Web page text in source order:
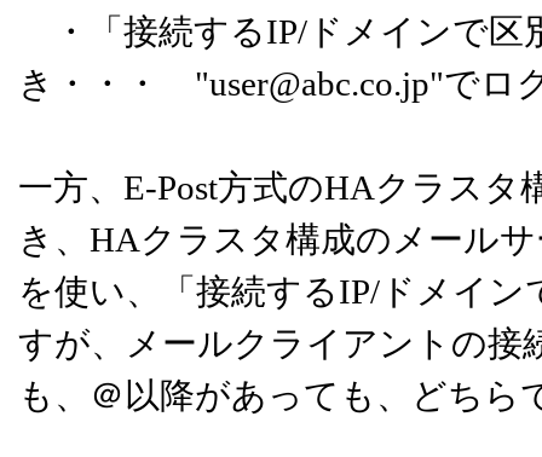
・「接続するIP/ドメインで区
き・・・ "user@abc.co.jp"でロ
一方、E-Post方式のHAクラス
き、HAクラスタ構成のメール
を使い、「接続するIP/ドメイ
すが、メールクライアントの接
も、＠以降があっても、どち